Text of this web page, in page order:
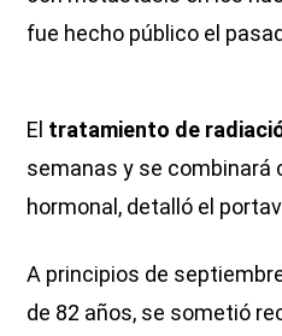
fue hecho público el
El tratamiento de
semanas y se
hormonal, detalló el
A principios de
de 82 años, se sometió